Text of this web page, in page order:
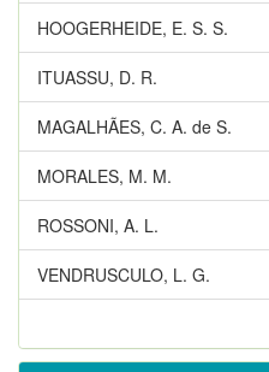
HOOGERHEIDE, E. S. S.
ITUASSU, D. R.
MAGALHÃES, C. A. de S.
MORALES, M. M.
ROSSONI, A. L.
VENDRUSCULO, L. G.